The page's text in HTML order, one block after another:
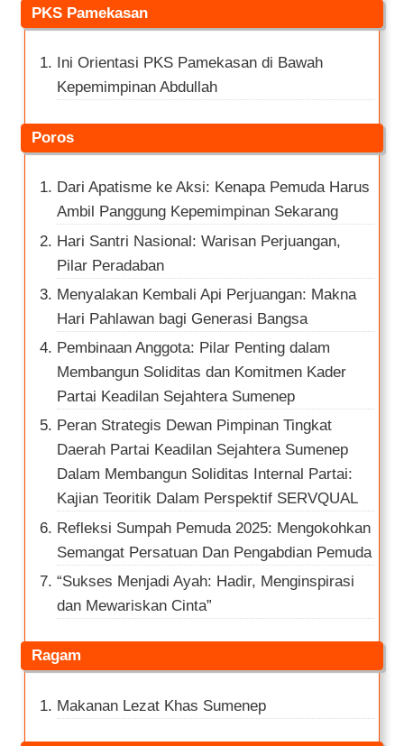
PKS Pamekasan
Ini Orientasi PKS Pamekasan di Bawah
Kepemimpinan Abdullah
Poros
Dari Apatisme ke Aksi: Kenapa Pemuda Harus
Ambil Panggung Kepemimpinan Sekarang
Hari Santri Nasional: Warisan Perjuangan,
Pilar Peradaban
Menyalakan Kembali Api Perjuangan: Makna
Hari Pahlawan bagi Generasi Bangsa
Pembinaan Anggota: Pilar Penting dalam
Membangun Soliditas dan Komitmen Kader
Partai Keadilan Sejahtera Sumenep
Peran Strategis Dewan Pimpinan Tingkat
Daerah Partai Keadilan Sejahtera Sumenep
Dalam Membangun Soliditas Internal Partai:
Kajian Teoritik Dalam Perspektif SERVQUAL
Refleksi Sumpah Pemuda 2025: Mengokohkan
Semangat Persatuan Dan Pengabdian Pemuda
“Sukses Menjadi Ayah: Hadir, Menginspirasi
dan Mewariskan Cinta”
Ragam
Makanan Lezat Khas Sumenep